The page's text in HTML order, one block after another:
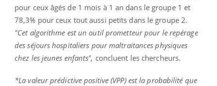
pour ceux âgés de 1 mois à 1 an dans le groupe 1 et
78,3% pour ceux tout aussi petits dans le groupe 2.
"Cet algorithme est un outil prometteur pour le repérage
des séjours hospitaliers pour maltraitances physiques
chez les jeunes enfants", concluent les chercheurs.
*La valeur prédictive positive (VPP) est la probabilité que